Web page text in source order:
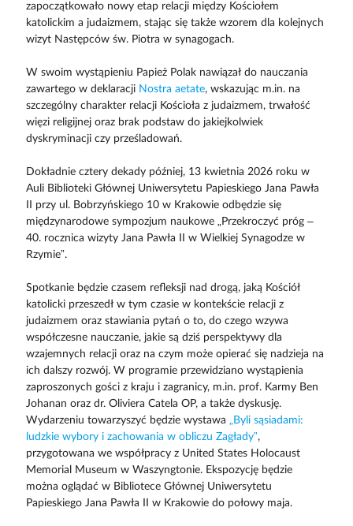
zapoczątkowało nowy etap relacji między Kościołem
katolickim a judaizmem, stając się także wzorem dla kolejnych
wizyt Następców św. Piotra w synagogach.
W swoim wystąpieniu Papież Polak nawiązał do nauczania
zawartego w deklaracji Nostra aetate, wskazując m.in. na
szczególny charakter relacji Kościoła z judaizmem, trwałość
więzi religijnej oraz brak podstaw do jakiejkolwiek
dyskryminacji czy prześladowań.
Dokładnie cztery dekady później, 13 kwietnia 2026 roku w
Auli Biblioteki Głównej Uniwersytetu Papieskiego Jana Pawła
II przy ul. Bobrzyńskiego 10 w Krakowie odbędzie się
międzynarodowe sympozjum naukowe „Przekroczyć próg –
40. rocznica wizyty Jana Pawła II w Wielkiej Synagodze w
Rzymie”.
Spotkanie będzie czasem refleksji nad drogą, jaką Kościół
katolicki przeszedł w tym czasie w kontekście relacji z
judaizmem oraz stawiania pytań o to, do czego wzywa
współczesne nauczanie, jakie są dziś perspektywy dla
wzajemnych relacji oraz na czym może opierać się nadzieja na
ich dalszy rozwój. W programie przewidziano wystąpienia
zaproszonych gości z kraju i zagranicy, m.in. prof. Karmy Ben
Johanan oraz dr. Oliviera Catela OP, a także dyskusję.
Wydarzeniu towarzyszyć będzie wystawa „Byli sąsiadami:
ludzkie wybory i zachowania w obliczu Zagłady”,
przygotowana we współpracy z United States Holocaust
Memorial Museum w Waszyngtonie. Ekspozycję będzie
można oglądać w Bibliotece Głównej Uniwersytetu
Papieskiego Jana Pawła II w Krakowie do połowy maja.